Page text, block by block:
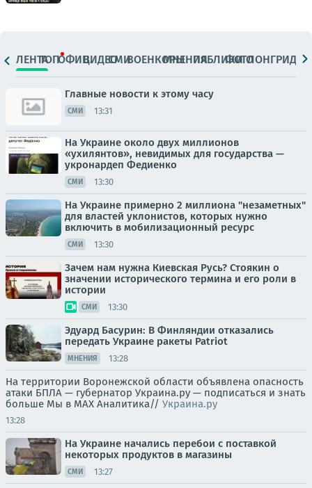
ЛЕНТАТОПОФИЦ.ВИДЕОСМИВОЕНКОРЫМНЕНИЯПАБЛИКИ
ФОТОЛОНГРИДЫ
Главные новости к этому часу
СМИ 13:31
На Украине около двух миллионов
«ухилянтов», невидимых для государства —
укронардеп Федиенко
СМИ 13:30
На Украине примерно 2 миллиона "незаметных"
для властей уклонистов, которых нужно
включить в мобилизационный ресурс
СМИ 13:30
Зачем нам нужна Киевская Русь? Стоякин о
значении исторического термина и его роли в
истории
СМИ 13:30
Эдуард Басурин: В Финляндии отказались
передать Украине ракеты Patriot
МНЕНИЯ 13:28
На территории Воронежской области объявлена опасность
атаки БПЛА — губернатор Украина.ру — подписаться и знать
больше Мы в MAX Аналитика// Украина.ру
13:28
На Украине начались перебои с поставкой
некоторых продуктов в магазины
СМИ 13:27